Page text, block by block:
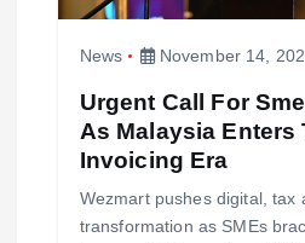
News November 14,
Urgent Call For
As Malaysia Enters
Invoicing Era
Wezmart pushes digital, tax
transformation as SMEs